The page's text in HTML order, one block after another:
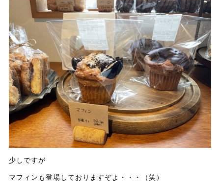
少しですが
マフィンも登場しておりますぞよ・・・（笑）